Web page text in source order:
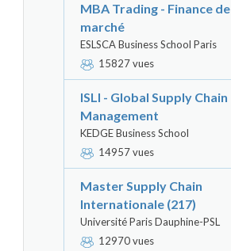
MBA Trading - Finance de
marché
ESLSCA Business School Paris
15827 vues
ISLI - Global Supply Chain
Management
KEDGE Business School
14957 vues
Master Supply Chain
Internationale (217)
Université Paris Dauphine-PSL
12970 vues